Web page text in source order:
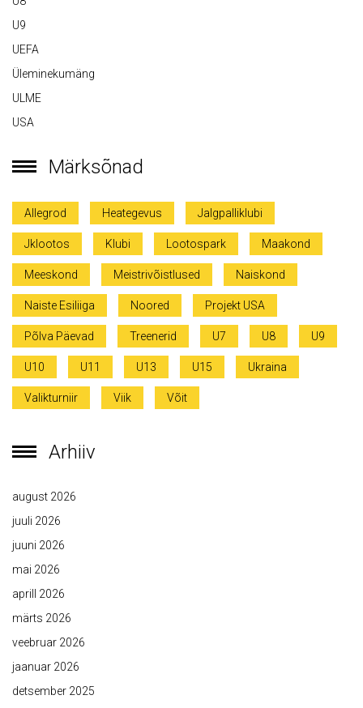
U9
UEFA
Üleminekumäng
ULME
USA
Märksõnad
Allegrod Heategevus Jalgpalliklubi
Jklootos Klubi Lootospark Maakond
Meeskond Meistrivõistlused Naiskond
Naiste Esiliiga Noored Projekt USA
Põlva Päevad Treenerid U7 U8 U9
U10 U11 U13 U15 Ukraina
Valikturniir Viik Võit
Arhiiv
august 2026
juuli 2026
juuni 2026
mai 2026
aprill 2026
märts 2026
veebruar 2026
jaanuar 2026
detsember 2025